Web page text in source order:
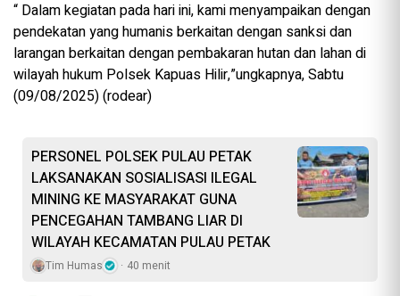
“ Dalam kegiatan pada hari ini, kami menyampaikan dengan
pendekatan yang humanis berkaitan dengan sanksi dan
larangan berkaitan dengan pembakaran hutan dan lahan di
wilayah hukum Polsek Kapuas Hilir,”ungkapnya, Sabtu
(09/08/2025) (rodear)
PERSONEL POLSEK PULAU PETAK
LAKSANAKAN SOSIALISASI ILEGAL
MINING KE MASYARAKAT GUNA
PENCEGAHAN TAMBANG LIAR DI
WILAYAH KECAMATAN PULAU PETAK
Tim Humas 40 menit